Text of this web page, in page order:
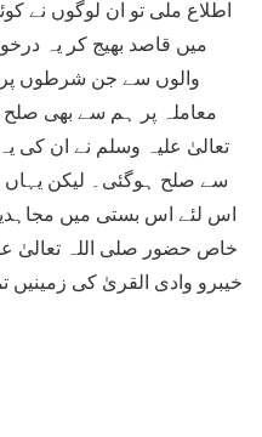
اطلاع ملی تو ان لوگوں نے
میں قاصد بھیج کر یہ
والوں سے جن شرطوں
معاملہ پر ہم سے بھی صلح
تعالیٰ علیہ وسلم نے ان کی
سے صلح ہوگئی۔ لیکن یہاں
اس لئے اس بستی میں
خاص حضور صلی اللہ تعالیٰ
خیبرو وادی القریٰ کی زمینیں